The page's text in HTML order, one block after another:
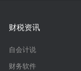
财税资讯
自会计说
财务软件